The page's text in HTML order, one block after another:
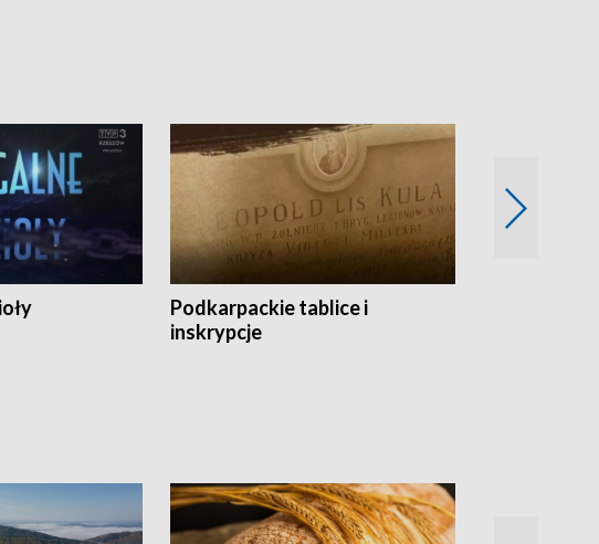
Podkarpackie tablice i
inskrypcje